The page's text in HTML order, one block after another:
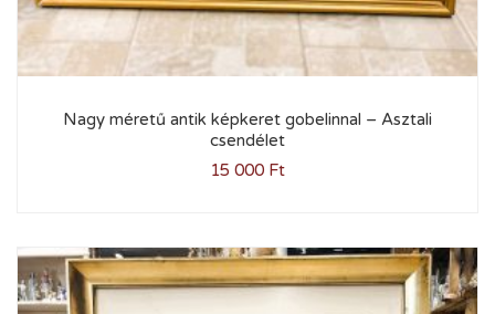
Nagy méretű antik képkeret gobelinnal – Asztali
csendélet
15 000 Ft